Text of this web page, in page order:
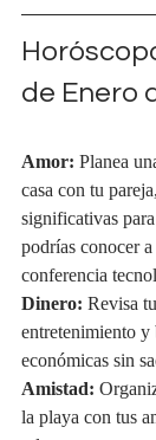
de Enero
Amor: Planea
casa con tu
significativas
podrías conocer
conferencia
Dinero: Revisa
entretenimiento
económicas sin
Amistad:
la playa con tus